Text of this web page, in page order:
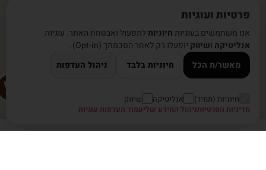
פרטיות ועוגיות
אנו משתמשים בעוגיותחיוניותלתפעול ואבטחת האתר. עוגיות
אנליטיקה ושיווק יופעלו רק לאחר הסכמתך (Opt-in).
מאשר/ת הכל
חיוניות בלבד ניהול העדפות
חיוניות (תמיד) אנליטיקה שיווק
מדיניות הפרטיותניהול המידע שליעמוד העדפות עוגיות